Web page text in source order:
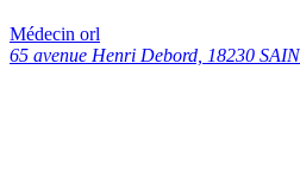
Médecin orl
65 avenue Henri Debord, 18230